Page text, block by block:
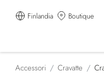
Finlandia Boutique
Accessori Cravatte